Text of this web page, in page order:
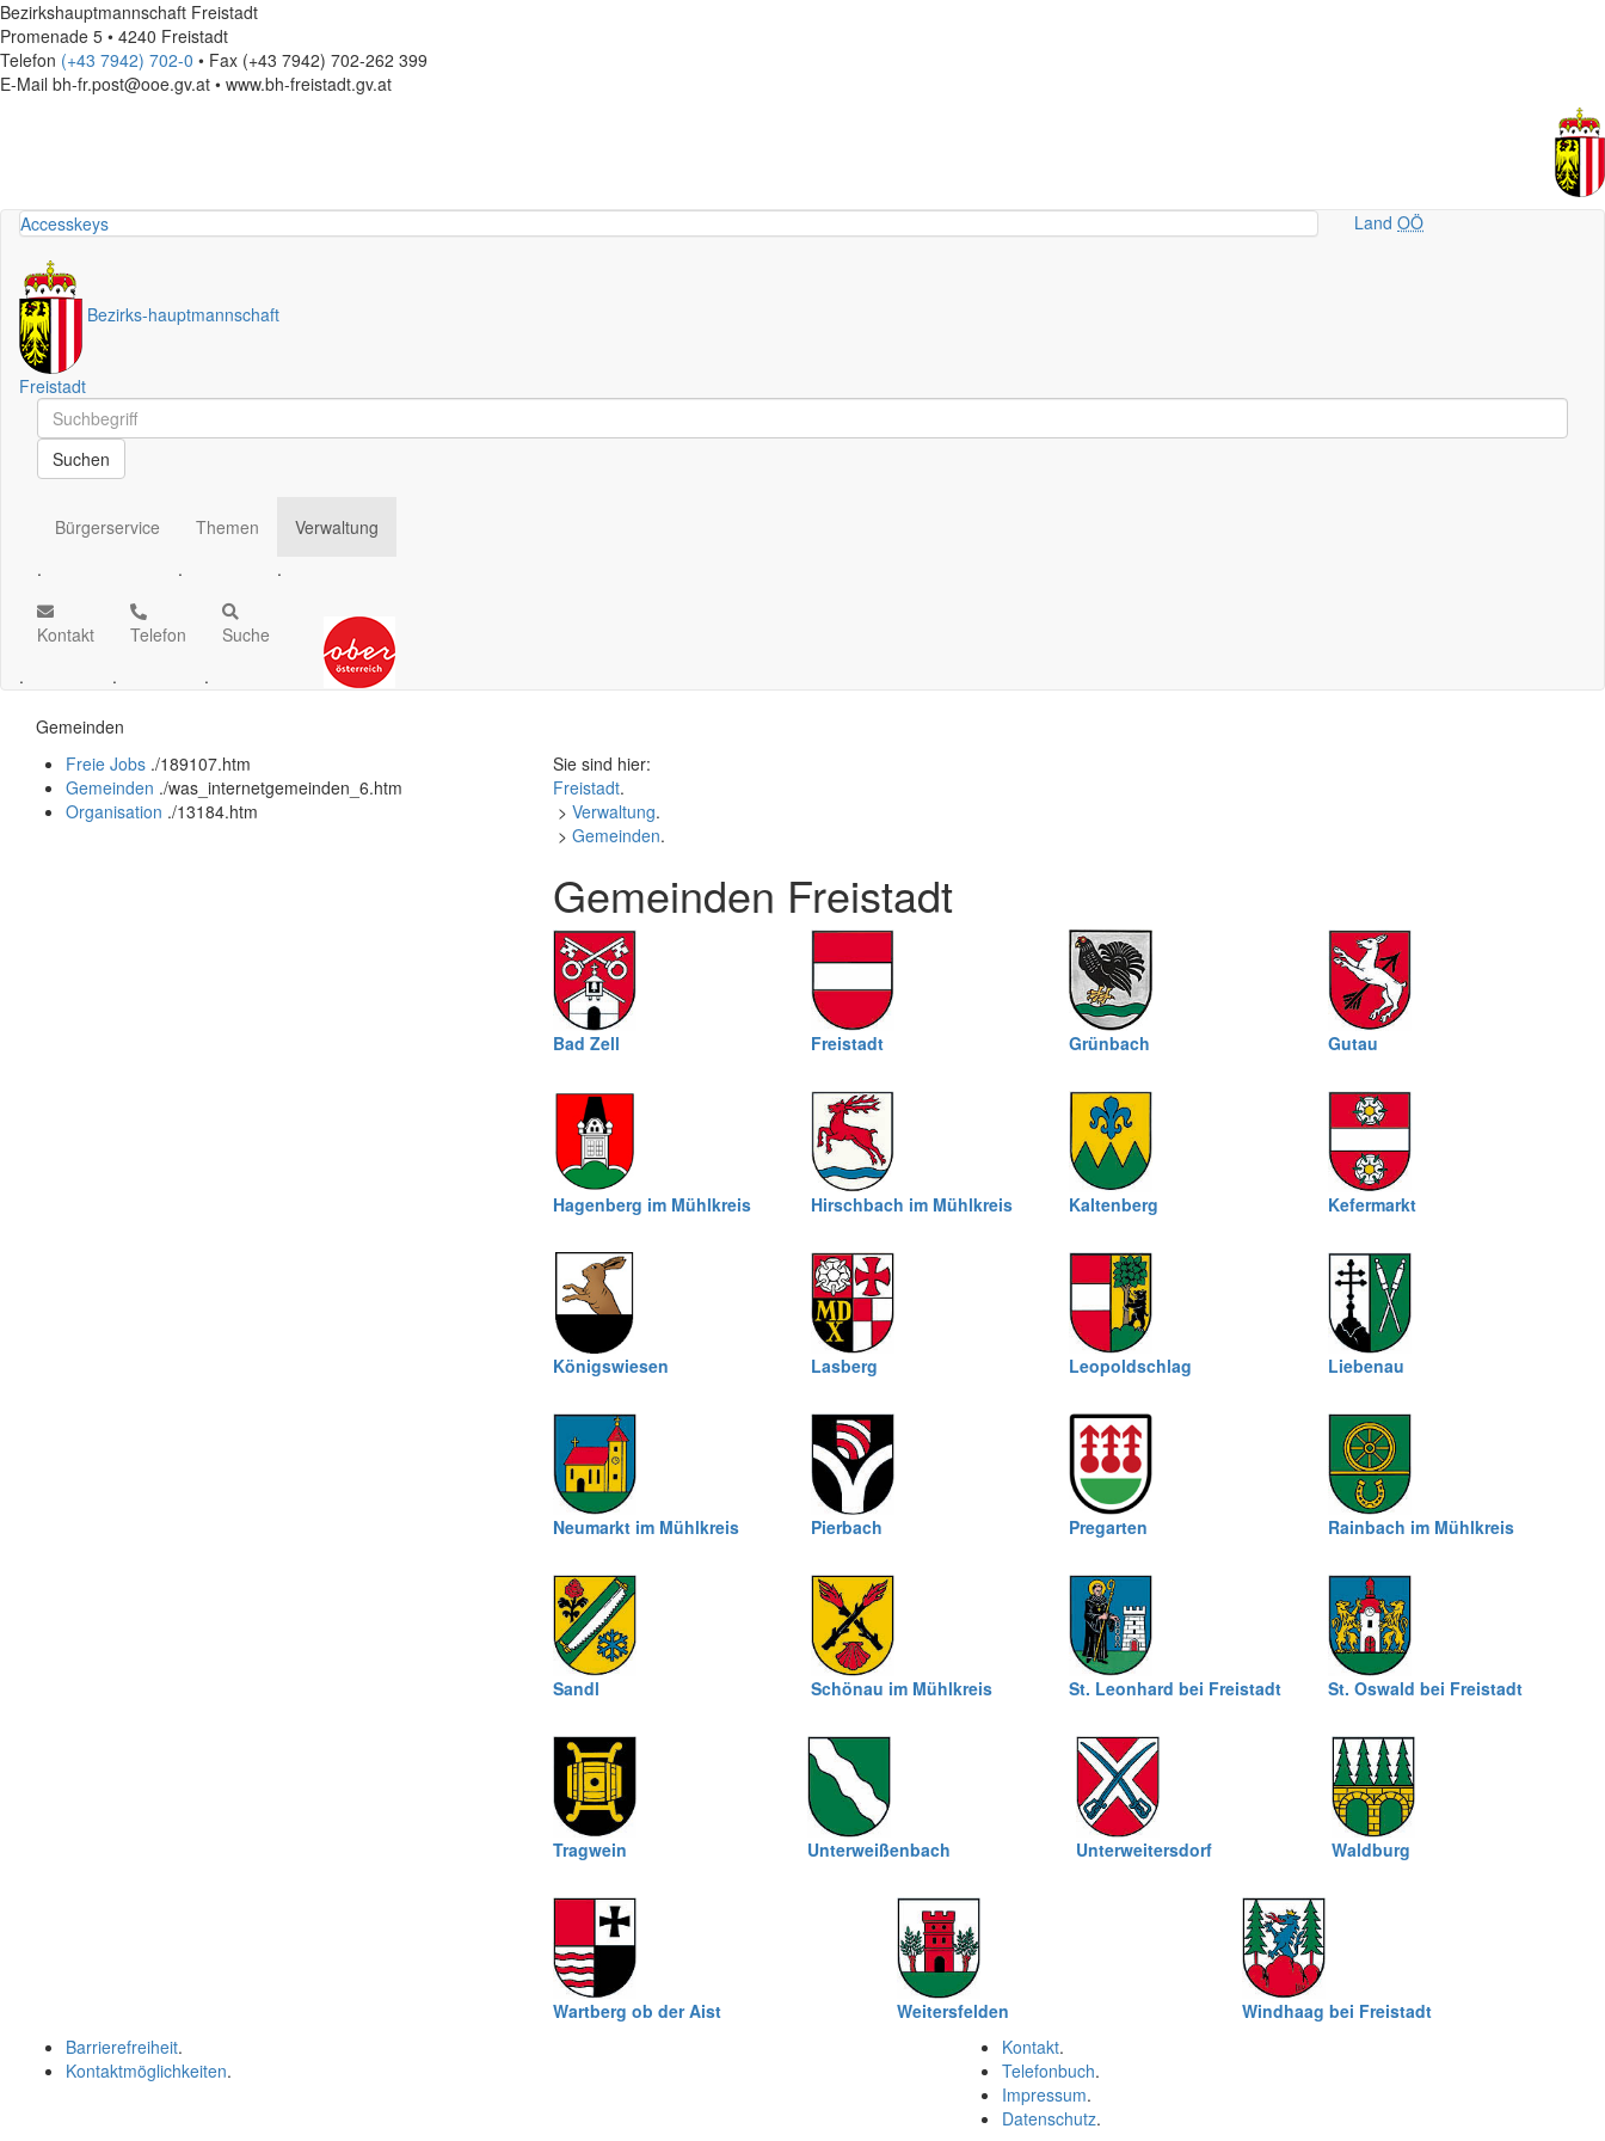
Bezirkshauptmannschaft Freistadt
Promenade 5 • 4240 Freistadt
Telefon (+43 7942) 702-0 • Fax (+43 7942) 702-262 399
E-Mail bh-fr.post@ooe.gv.at • www.bh-freistadt.gv.at
Accesskeys LandOÖ
Bezirks-hauptmannschaft
Freistadt
Schnellsuche
Schnellsuche
Suchen
Bürgerservice
.
Themen
.
Verwaltung
.
Kontakt
.
Telefon
.
Suche
.
Gemeinden
Freie Jobs ./189107.htm
Gemeinden ./was_internetgemeinden_6.htm
Organisation ./13184.htm
Sie sind hier:
Freistadt.
> Verwaltung.
> Gemeinden.
Gemeinden Freistadt
Bad Zell Freistadt Grünbach Gutau
Hagenberg im Mühlkreis Hirschbach im Mühlkreis Kaltenberg Kefermarkt
Königswiesen Lasberg Leopoldschlag Liebenau
Neumarkt im Mühlkreis Pierbach Pregarten Rainbach im Mühlkreis
Sandl Schönau im Mühlkreis St. Leonhard bei Freistadt St. Oswald bei Freistadt
Tragwein Unterweißenbach Unterweitersdorf Waldburg
Wartberg ob der Aist Weitersfelden
Windhaag bei Freistadt
Kontakt.
Telefonbuch.
Impressum.
Datenschutz.
Barrierefreiheit.
Kontaktmöglichkeiten.